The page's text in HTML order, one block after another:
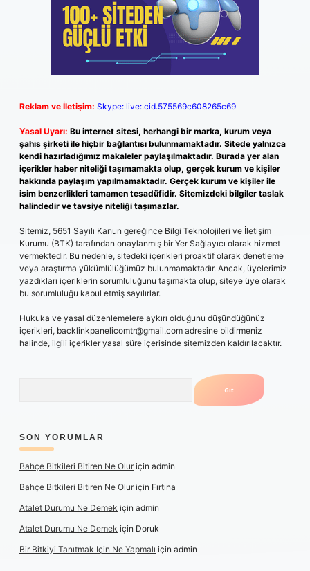
Reklam ve İletişim: Skype: live:.cid.575569c608265c69
Yasal Uyarı: Bu internet sitesi, herhangi bir marka, kurum veya
şahıs şirketi ile hiçbir bağlantısı bulunmamaktadır. Sitede yalnızca
kendi hazırladığımız makaleler paylaşılmaktadır. Burada yer alan
içerikler haber niteliği taşımamakta olup, gerçek kurum ve kişiler
hakkında paylaşım yapılmamaktadır. Gerçek kurum ve kişiler ile
isim benzerlikleri tamamen tesadüfidir. Sitemizdeki bilgiler taslak
halindedir ve tavsiye niteliği taşımazlar.
Sitemiz, 5651 Sayılı Kanun gereğince Bilgi Teknolojileri ve İletişim
Kurumu (BTK) tarafından onaylanmış bir Yer Sağlayıcı olarak hizmet
vermektedir. Bu nedenle, sitedeki içerikleri proaktif olarak denetleme
veya araştırma yükümlülüğümüz bulunmamaktadır. Ancak, üyelerimiz
yazdıkları içeriklerin sorumluluğunu taşımakta olup, siteye üye olarak
bu sorumluluğu kabul etmiş sayılırlar.
Hukuka ve yasal düzenlemelere aykırı olduğunu düşündüğünüz
içerikleri, backlinkpanelicomtr@gmail.com adresine bildirmeniz
halinde, ilgili içerikler yasal süre içerisinde sitemizden kaldırılacaktır.
SON YORUMLAR
Bahçe Bitkileri Bitiren Ne Oluriçin admin
Bahçe Bitkileri Bitiren Ne Oluriçin Fırtına
Atalet Durumu Ne Demek için admin
Atalet Durumu Ne Demek için Doruk
Bir Bitkiyi Tanıtmak Için Ne Yapmalı için admin